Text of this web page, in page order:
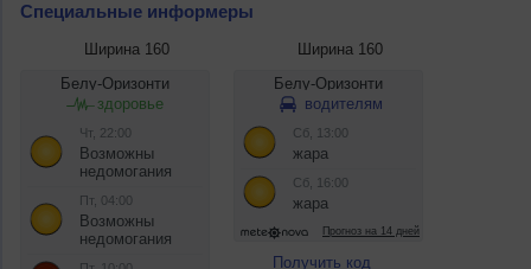
Специальные информеры
Ширина 160 Ширина 160
Получить код